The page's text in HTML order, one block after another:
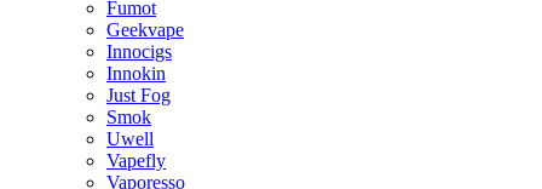
Fumot
Geekvape
Innocigs
Innokin
Just Fog
Smok
Uwell
Vapefly
Vaporesso